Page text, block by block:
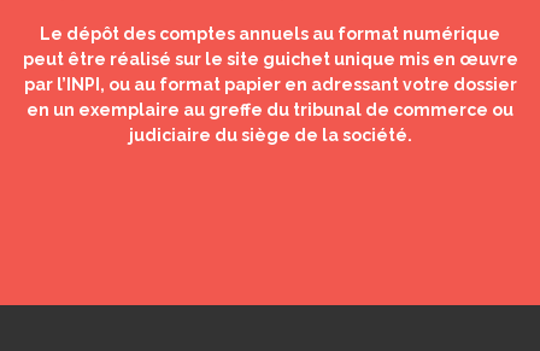
Le dépôt des comptes annuels au format numérique
peut être réalisé sur le site guichet unique mis en œuvre
par l’INPI, ou au format papier en adressant votre dossier
en un exemplaire au greffe du tribunal de commerce ou
judiciaire du siège de la société.